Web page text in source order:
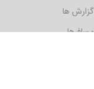
گزارش ها
مسافرها